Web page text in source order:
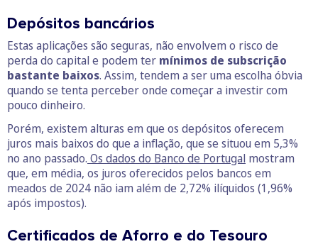
Depósitos bancários
Estas aplicações são seguras, não envolvem o risco de
perda do capital e podem ter mínimos de subscrição
bastante baixos. Assim, tendem a ser uma escolha óbvia
quando se tenta perceber onde começar a investir com
pouco dinheiro.
Porém, existem alturas em que os depósitos oferecem
juros mais baixos do que a inflação, que se situou em 5,3%
no ano passado. Os dados do Banco de Portugal mostram
que, em média, os juros oferecidos pelos bancos em
meados de 2024 não iam além de 2,72% ilíquidos (1,96%
após impostos).
Certificados de Aforro e do Tesouro